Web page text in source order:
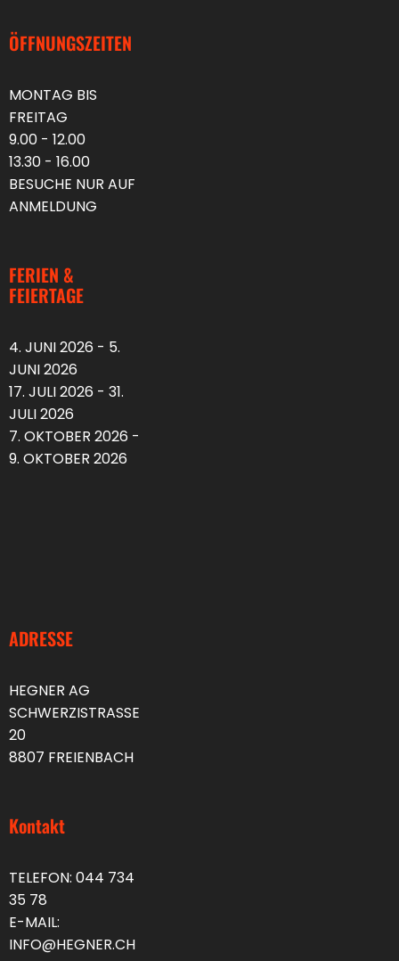
ÖFFNUNGSZEITEN
MONTAG BIS
FREITAG
9.00 - 12.00
13.30 - 16.00
BESUCHE NUR AUF
ANMELDUNG
FERIEN &
FEIERTAGE
4. JUNI 2026 - 5.
JUNI 2026
17. JULI 2026 - 31.
JULI 2026
7. OKTOBER 2026 -
9. OKTOBER 2026
ADRESSE
HEGNER AG
SCHWERZISTRASSE
20
8807 FREIENBACH
Kontakt
TELEFON: 044 734
35 78
E-MAIL:
INFO@HEGNER.CH